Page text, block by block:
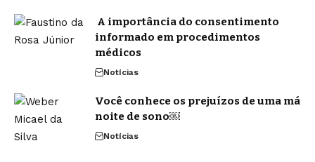
A importância do consentimento
informado em procedimentos
médicos
Notícias
Você conhece os prejuízos de uma má
noite de sono￼
Notícias